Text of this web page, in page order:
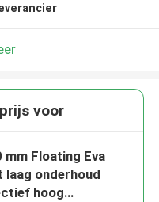
voor
mm Floating Eva
laag onderhoud
hoog